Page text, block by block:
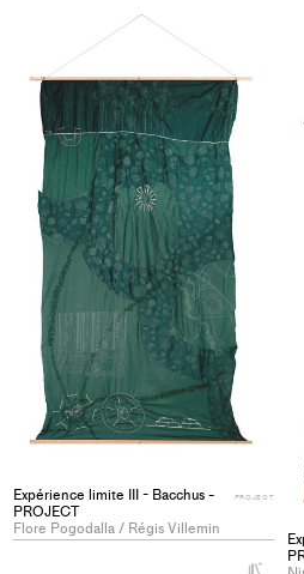
Expérience limite III - Bacchus -
PROJECT
Flore Pogodalla / Régis Villemin
PROJECT
+